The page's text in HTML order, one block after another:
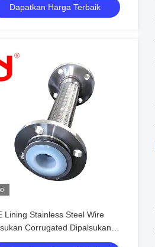
Dapatkan Harga Terbaik
Lining Stainless Steel Wire
Corrugated Dipalsukan
Fleksibel